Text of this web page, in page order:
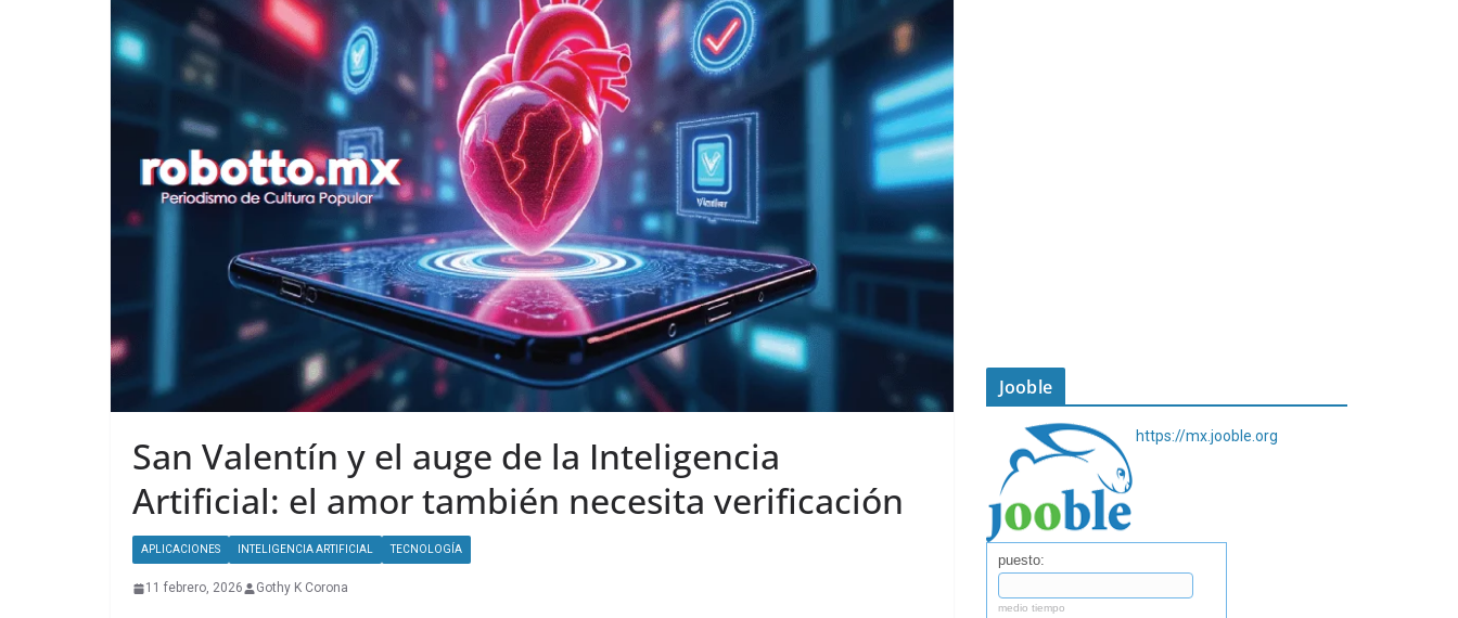
San Valentín y el auge de la Inteligencia
Artificial: el amor también necesita verificación
APLICACIONES INTELIGENCIA ARTIFICIAL TECNOLOGÍA
11 febrero, 2026 Gothy K Corona
Jooble
https://mx.jooble.org
puesto:
medio tiempo